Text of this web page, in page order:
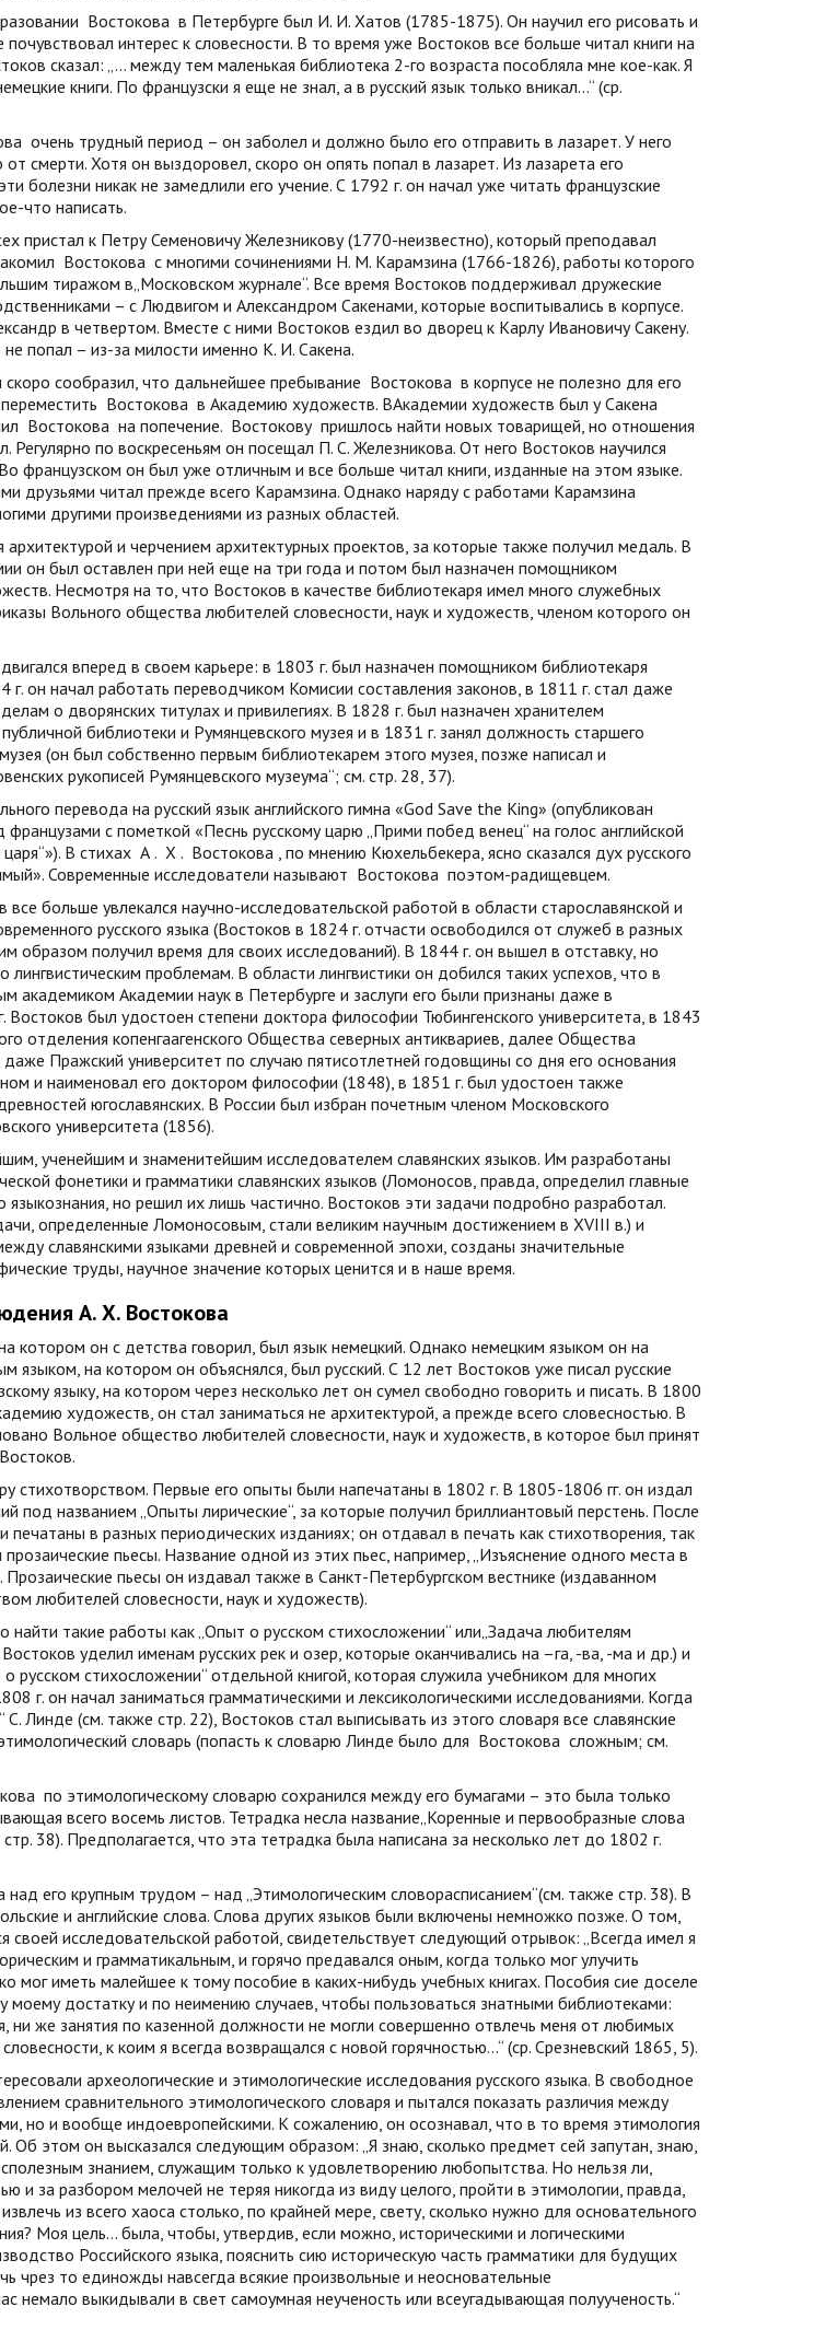
Востокова в Петербурге был И. И. Хатов (1785-1875). Он научил его рисовать и
интерес к словесности. В то время уже Востоков все больше читал книги на
сказал: „... между тем маленькая библиотека 2-го возраста пособляла мне кое-как. Я
книги. По французски я еще не знал, а в русский язык только вникал...“ (ср.
очень трудный период – он заболел и должно было его отправить в лазарет. У него
смерти. Хотя он выздоровел, скоро он опять попал в лазарет. Из лазарета его
болезни никак не замедлили его учение. С 1792 г. он начал уже читать французские
что написать.
пристал к Петру Семеновичу Железникову (1770-неизвестно), который преподавал
Востокова с многими сочинениями Н. М. Карамзина (1766-1826), работы которого
тиражом в„Московском журнале“. Все время Востоков поддерживал дружеские
– с Людвигом и Александром Сакенами, которые воспитывались в корпусе.
в четвертом. Вместе с ними Востоков ездил во дворец к Карлу Ивановичу Сакену.
попал – из-за милости именно К. И. Сакена.
сообразил, что дальнейшее пребывание Востокова в корпусе не полезно для его
Востокова в Академию художеств. ВАкадемии художеств был у Сакена
Востокова на попечение. Востокову пришлось найти новых товарищей, но отношения
Регулярно по воскресеньям он посещал П. С. Железникова. От него Востоков научился
французском он был уже отличным и все больше читал книги, изданные на этом языке.
друзьями читал прежде всего Карамзина. Однако наряду с работами Карамзина
другими произведениями из разных областей.
и черчением архитектурных проектов, за которые также получил медаль. В
он был оставлен при ней еще на три года и потом был назначен помощником
Несмотря на то, что Востоков в качестве библиотекаря имел много служебных
Вольного общества любителей словесности, наук и художеств, членом которого он
вперед в своем карьере: в 1803 г. был назначен помощником библиотекаря
он начал работать переводчиком Комисии составления законов, в 1811 г. стал даже
о дворянских титулах и привилегиях. В 1828 г. был назначен хранителем
библиотеки и Румянцевского музея и в 1831 г. занял должность старшего
(он был собственно первым библиотекарем этого музея, позже написал и
рукописей Румянцевского музеума“; см. стр. 28, 37).
перевода на русский язык английского гимна «God Save the King» (опубликован
с пометкой «Песнь русскому царю „Прими побед венец“ на голос английской
В стихах А . Х . Востокова , по мнению Кюхельбекера, ясно сказался дух русского
Современные исследователи называют Востокова поэтом-радищевцем.
больше увлекался научно-исследовательской работой в области старославянской и
русского языка (Востоков в 1824 г. отчасти освободился от служеб в разных
образом получил время для своих исследований). В 1844 г. он вышел в отставку, но
проблемам. В области лингвистики он добился таких успехов, что в
академиком Академии наук в Петербурге и заслуги его были признаны даже в
Востоков был удостоен степени доктора философии Тюбингенского университета, в 1843
отделения копенгаагенского Общества северных антиквариев, далее Общества
Пражский университет по случаю пятисотлетней годовщины со дня его основания
и наименовал его доктором философии (1848), в 1851 г. был удостоен также
югославянских. В России был избран почетным членом Московского
университета (1856).
ученейшим и знаменитейшим исследователем славянских языков. Им разработаны
фонетики и грамматики славянских языков (Ломоносов, правда, определил главные
языкознания, но решил их лишь частично. Востоков эти задачи подробно разработал.
определенные Ломоносовым, стали великим научным достижением в XVIII в.) и
славянскими языками древней и современной эпохи, созданы значительные
труды, научное значение которых ценится и в наше время.
А. Х. Востокова
котором он с детства говорил, был язык немецкий. Однако немецким языком он на
языком, на котором он объяснялся, был русский. С 12 лет Востоков уже писал русские
языку, на котором через несколько лет он сумел свободно говорить и писать. В 1800
художеств, он стал заниматься не архитектурой, а прежде всего словесностью. В
Вольное общество любителей словесности, наук и художеств, в которое был принят
стихотворством. Первые его опыты были напечатаны в 1802 г. В 1805-1806 гг. он издал
под названием „Опыты лирические“, за которые получил бриллиантовый перстень. После
печатаны в разных периодических изданиях; он отдавал в печать как стихотворения, так
пьесы. Название одной из этих пьес, например, „Изъяснение одного места в
пьесы он издавал также в Санкт-Петербургском вестнике (издаванном
любителей словесности, наук и художеств).
найти такие работы как „Опыт о русском стихосложении“ или„Задача любителям
уделил именам русских рек и озер, которые оканчивались на –га, -ва, -ма и др.) и
русском стихосложении“ отдельной книгой, которая служила учебником для многих
г. он начал заниматься грамматическими и лексикологическими исследованиями. Когда
С. Линде (см. также стр. 22), Востоков стал выписывать из этого словаря все славянские
словарь (попасть к словарю Линде было для Востокова сложным; см.
по этимологическому словарю сохранился между его бумагами – это была только
всего восемь листов. Тетрадка несла название„Коренные и первообразные слова
стр. 38). Предполагается, что эта тетрадка была написана за несколько лет до 1802 г.
над его крупным трудом – над „Этимологическим словорасписанием“(см. также стр. 38). В
и английские слова. Слова других языков были включены немножко позже. О том,
своей исследовательской работой, свидетельствует следующий отрывок: „Всегда имел я
и грамматикальным, и горячо предавался оным, когда только мог улучить
мог иметь малейшее к тому пособие в каких-нибудь учебных книгах. Пособия сие доселе
моему достатку и по неимению случаев, чтобы пользоваться знатными библиотеками:
ни же занятия по казенной должности не могли совершенно отвлечь меня от любимых
к коим я всегда возвращался с новой горячностью...“ (ср. Срезневский 1865, 5).
археологические и этимологические исследования русского языка. В свободное
сравнительного этимологического словаря и пытался показать различия между
но и вообще индоевропейскими. К сожалению, он осознавал, что в то время этимология
Об этом он высказался следующим образом: „Я знаю, сколько предмет сей запутан, знаю,
знанием, служащим только к удовлетворению любопытства. Но нельзя ли,
и за разбором мелочей не теряя никогда из виду целого, пройти в этимологии, правда,
из всего хаоса столько, по крайней мере, свету, сколько нужно для основательного
Моя цель... была, чтобы, утвердив, если можно, историческими и логическими
Российского языка, пояснить сию историческую часть грамматики для будущих
чрез то единожды навсегда всякие произвольные и неосновательные
немало выкидывали в свет самоумная неученость или всеугадывающая полуученость.“